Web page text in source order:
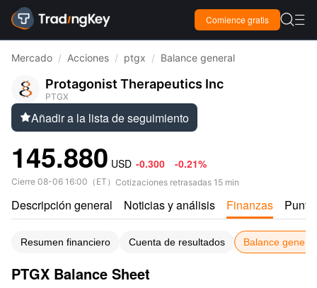
Comience gratis  
Mercado / Acciones / ptgx / Balance general
Protagonist Therapeutics Inc
PTGX
Añadir a la lista de seguimiento
145.880 USD -0.300 -0.21%
Cierre 08-06 16:00 （ ET ） Cotizaciones retrasadas 15 min
Descripción general Noticias y análisis Finanzas
Resumen financiero Cuenta de resultados Balance general
PTGX Balance Sheet